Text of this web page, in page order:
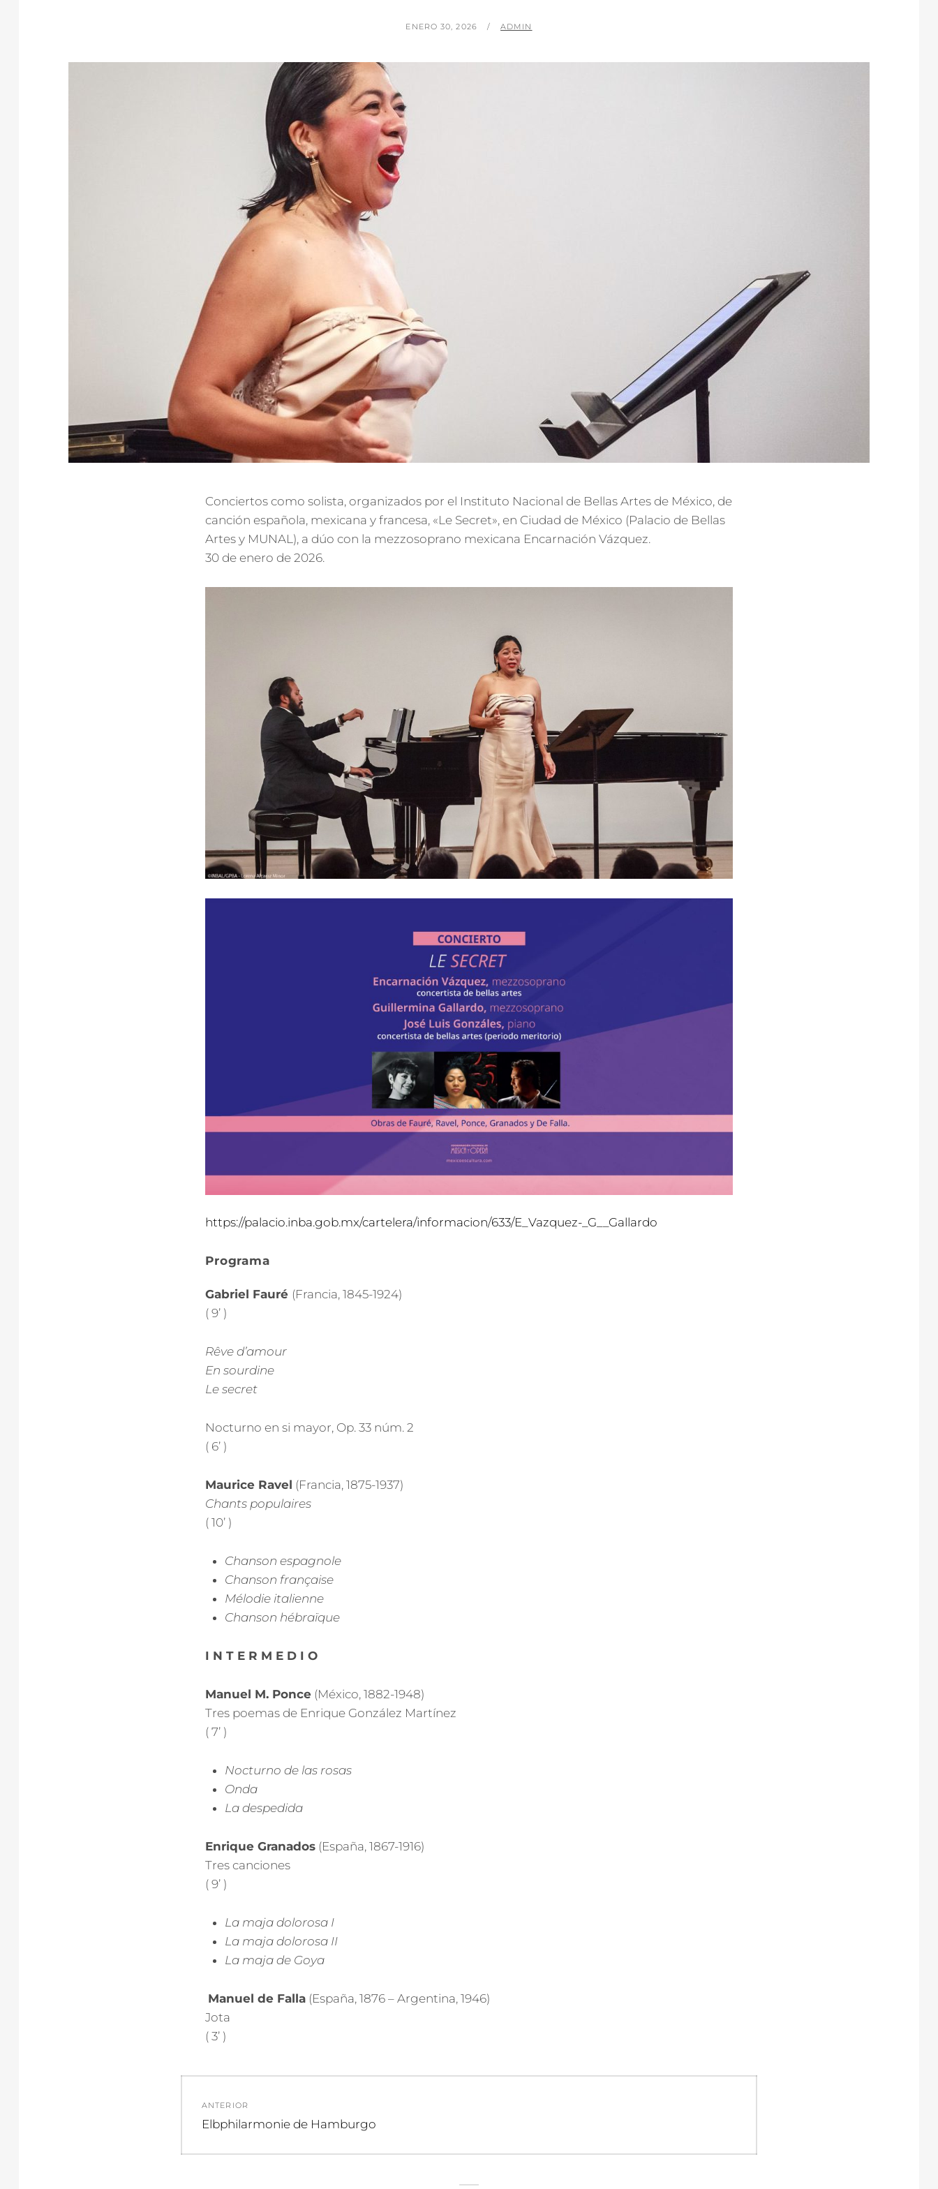
PUBLICADO
ENERO 30, 2026 POR
ADMIN
Conciertos como solista, organizados por el Instituto Nacional de Bellas Artes de México, de
canción española, mexicana y francesa, «Le Secret», en Ciudad de México (Palacio de Bellas
Artes y MUNAL), a dúo con la mezzosoprano mexicana Encarnación Vázquez.
30 de enero de 2026.
https://palacio.inba.gob.mx/cartelera/informacion/633/E_Vazquez-_G__Gallardo
Programa
Gabriel Fauré (Francia, 1845-1924)
( 9’ )
Rêve d’amour
En sourdine
Le secret
Nocturno en si mayor, Op. 33 núm. 2
( 6’ )
Maurice Ravel (Francia, 1875-1937)
Chants populaires
( 10’ )
Chanson espagnole
Chanson française
Mélodie italienne
Chanson hébraïque
I N T E R M E D I O
Manuel M. Ponce (México, 1882-1948)
Tres poemas de Enrique González Martínez
( 7’ )
Nocturno de las rosas
Onda
La despedida
Enrique Granados (España, 1867-1916)
Tres canciones
( 9’ )
La maja dolorosa I
La maja dolorosa II
La maja de Goya
Manuel de Falla (España, 1876 – Argentina, 1946)
Jota
( 3’ )
de
entradas
ANTERIOR
Entrada
Elbphilarmonie de Hamburgo